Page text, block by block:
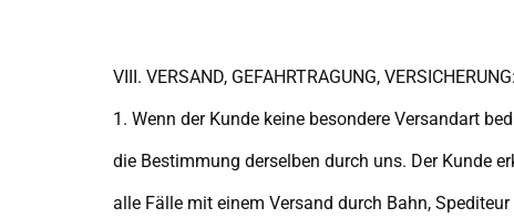
VIII. VERSAND, GEFAHRTRAGUNG, VERSICHERUNG:
1. Wenn der Kunde keine besondere Versandart
die Bestimmung derselben durch uns. Der Kunde
alle Fälle mit einem Versand durch Bahn,